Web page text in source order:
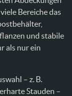
Bereiche das
und stabile
als nur ein
– z. B.
Stauden –